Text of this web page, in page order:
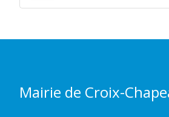
Mairie de Croix-